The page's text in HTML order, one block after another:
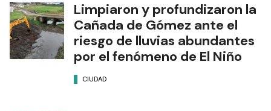
Limpiaron y profundizaron la
Cañada de Gómez ante el
riesgo de lluvias abundantes
por el fenómeno de El Niño
CIUDAD